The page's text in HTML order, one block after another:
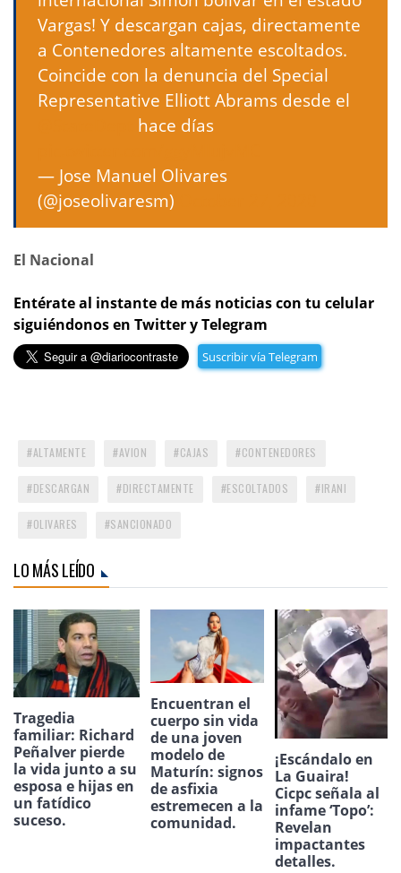
Vargas! Y descargan cajas, directamente
a Contenedores altamente escoltados.
Coincide con la denuncia del Special
Representative Elliott Abrams desde el
hace días
— Jose Manuel Olivares
(@joseolivaresm)
El Nacional
Entérate al instante de más noticias con tu celular
siguiéndonos en Twitter y Telegram
Suscribir vía Telegram
ALTAMENTE AVION CAJAS CONTENEDORES
DESCARGAN DIRECTAMENTE ESCOLTADOS IRANI
OLIVARES SANCIONADO
LO MÁS LEÍDO
Tragedia
familiar: Richard
Peñalver pierde
la vida junto a su
esposa e hijas en
un fatídico
suceso.
Encuentran el
cuerpo sin vida
de una joven
modelo de
Maturín: signos
de asfixia
estremecen a la
comunidad.
¡Escándalo en
La Guaira!
Cicpc señala al
infame ‘Topo’:
Revelan
impactantes
detalles.